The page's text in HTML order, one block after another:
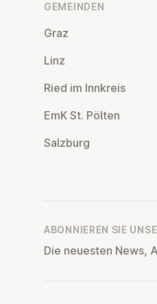
GEMEINDEN
Graz
Linz
Ried im Innkreis
EmK St. Pölten
Salzburg
ABONNIEREN SIE
Die neuesten News,